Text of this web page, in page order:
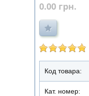
0.00 грн.
Код товара:
Кат. номер: